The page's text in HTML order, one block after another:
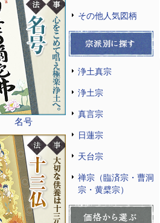
名号
その他人気図柄
浄土真宗
浄土宗
真言宗
日蓮宗
天台宗
禅宗（臨済宗・曹洞
宗・黄檗宗）